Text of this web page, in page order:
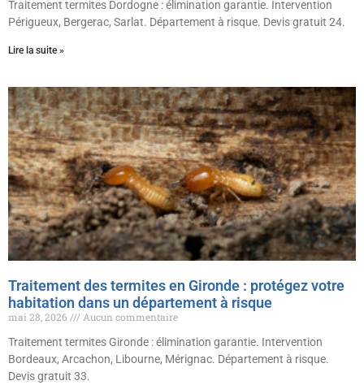
Traitement termites Dordogne : élimination garantie. Intervention
Périgueux, Bergerac, Sarlat. Département à risque. Devis gratuit 24.
Lire la suite »
Traitement des termites en Gironde : protégez votre
habitation dans un département à risque
mai 28, 2026
Aucun commentaire
Traitement termites Gironde : élimination garantie. Intervention
Bordeaux, Arcachon, Libourne, Mérignac. Département à risque.
Devis gratuit 33.